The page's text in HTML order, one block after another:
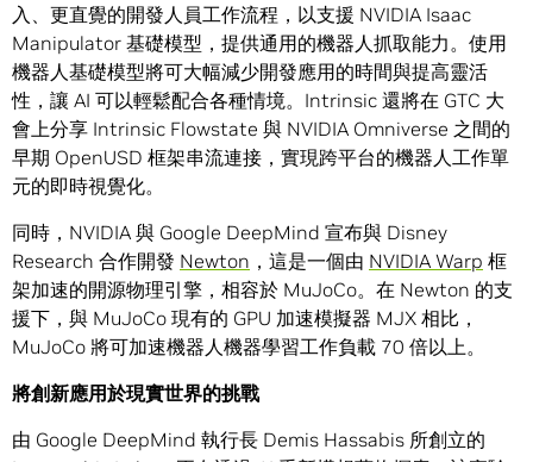
入、更直覺的開發人員工作流程，以支援 NVIDIA Isaac
Manipulator 基礎模型，提供通用的機器人抓取能力。使用
機器人基礎模型將可大幅減少開發應用的時間與提高靈活
性，讓 AI 可以輕鬆配合各種情境。Intrinsic 還將在 GTC 大
會上分享 Intrinsic Flowstate 與 NVIDIA Omniverse 之間的
早期 OpenUSD 框架串流連接，實現跨平台的機器人工作單
元的即時視覺化。
同時，NVIDIA 與 Google DeepMind 宣布與 Disney
Research 合作開發 Newton ，這是一個由 NVIDIA Warp 框
架加速的開源物理引擎，相容於 MuJoCo。在 Newton 的支
援下，與 MuJoCo 現有的 GPU 加速模擬器 MJX 相比，
MuJoCo 將可加速機器人機器學習工作負載 70 倍以上。
將創新應用於現實世界的挑戰
由 Google DeepMind 執行長 Demis Hassabis 所創立的